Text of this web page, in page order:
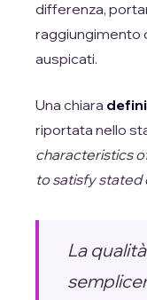
differenza,
raggiungimento
auspicati.
Una chiara
riportata nello
characteristics
to satisfy stated
La